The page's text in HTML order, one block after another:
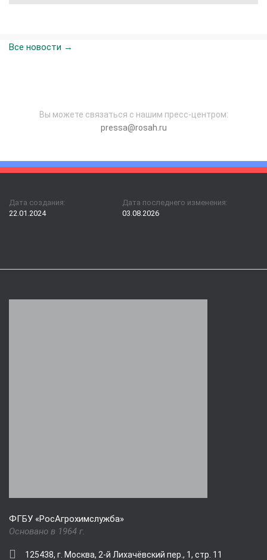
Все новости →
Вы можете связаться с нашим пресс-центром:
pressa@rosah.ru
Дата создания:
22.01.2024
Дата последнего изменения:
03.08.2026
ФГБУ «РосАгрохимслужба»
Основано в 1964 г.
125438, г. Москва, 2-й Лихачёвский пер., 1, стр. 11